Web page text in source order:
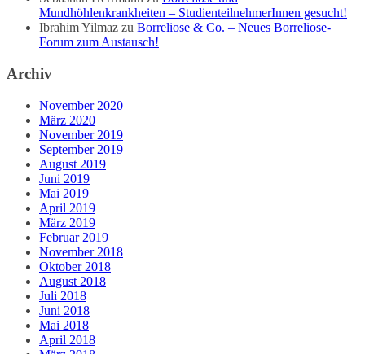
Mundhöhlenkrankheiten – StudienteilnehmerInnen gesucht!
Ibrahim Yilmaz zu Borreliose & Co. – Neues Borreliose-
Forum zum Austausch!
Archiv
November 2020
März 2020
November 2019
September 2019
August 2019
Juni 2019
Mai 2019
April 2019
März 2019
Februar 2019
November 2018
Oktober 2018
August 2018
Juli 2018
Juni 2018
Mai 2018
April 2018